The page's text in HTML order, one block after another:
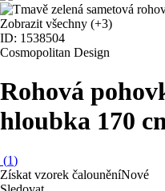
Zobrazit všechny (+3)
ID: 1538504
Cosmopolitan Design
Rohová
hloubka 170
(1)
Získat vzorek čalouněníNové